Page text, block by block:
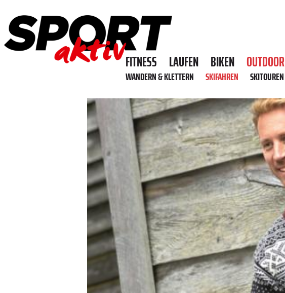
FITNESS LAUFEN BIKEN OUTDOOR
WANDERN & KLETTERN SKIFAHREN SKITOUREN